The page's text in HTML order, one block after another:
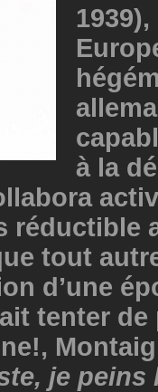
à la
réductible
tout
d’une
tenter de
je peins